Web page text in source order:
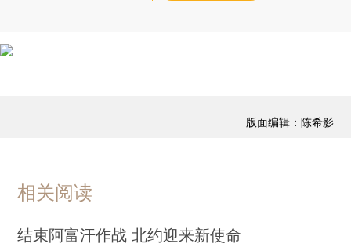
版面编辑：陈希影
相关阅读
结束阿富汗作战 北约迎来新使命